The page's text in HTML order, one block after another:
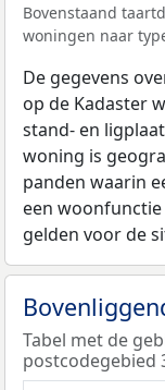
Bovenstaand
woningen naar
De gegevens
op de Kadaster
stand- en
woning is
panden waarin
een
gelden voor de
Tabel met de
postcodegebied